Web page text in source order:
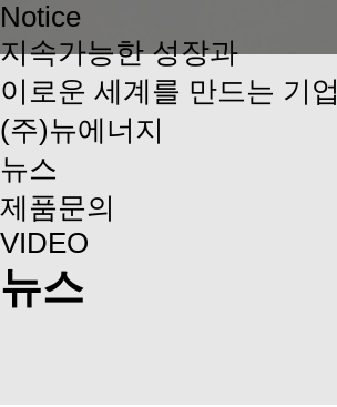
Notice
지속가능한 성장과
이로운 세계를 만드는 기업
(주)뉴에너지
뉴스
제품문의
VIDEO
뉴스